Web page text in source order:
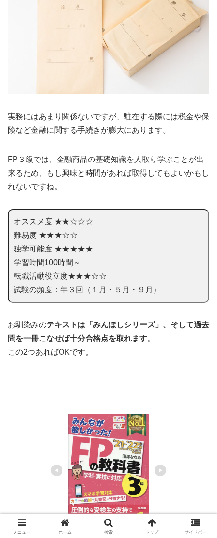
実務にはあまり関係ないですが、駐在する際には税金や保
険など金融に関する手続きが膨大にあります。
FP３級では、金融商品の基礎知識を人取り学ぶことが出
来るため、もし興味と時間があれば取得してもよいかもし
れないですね。
オススメ度 ★★☆☆☆
難易度 ★★★☆☆
独学可能度 ★★★★★
学習時間100時間～
転職活動役立度★★★☆☆
試験の頻度：年３回（１月・５月・９月）
お馴染みのテキストは「みんほしシリーズ」、そして過去
問を一冊こなせば十分合格点を取れます。
この2つあればOKです。
メニュー ホーム 検索 トップ サイドバー